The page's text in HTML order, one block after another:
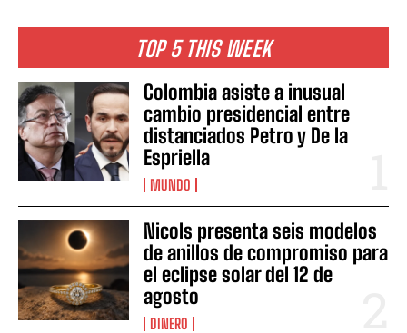
TOP 5 THIS WEEK
Colombia asiste a inusual
cambio presidencial entre
distanciados Petro y De la
Espriella
MUNDO
Nicols presenta seis modelos
de anillos de compromiso para
el eclipse solar del 12 de
agosto
DINERO